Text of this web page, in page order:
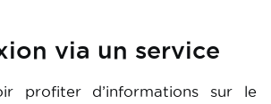
via un service
profiter d’informations sur le